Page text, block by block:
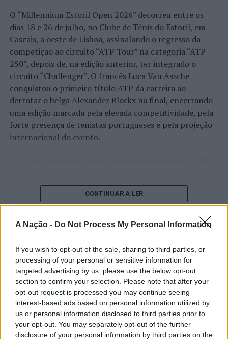
A Nação - Do Not Process My Personal Information
If you wish to opt-out of the sale, sharing to third parties, or
processing of your personal or sensitive information for
targeted advertising by us, please use the below opt-out
section to confirm your selection. Please note that after your
opt-out request is processed you may continue seeing
interest-based ads based on personal information utilized by
us or personal information disclosed to third parties prior to
your opt-out. You may separately opt-out of the further
disclosure of your personal information by third parties on the
O “Millennium Estoril Open 2026” decorreu entre os
dias 18 e 26 de julho, no Clube de Ténis do Estoril, em
Cascais, a oeste de Lisboa, assinalando o regresso da
competição ao circuito “ATP Tour” na categoria “ATP
250”, depois de, na edição anterior, ter integrado o
circuito “Challenger”. O francês Luca Van Assche
conquistou o primeiro título ATP da carreira ao
derrotar o belga Alexander Blockx na final, encerrando
uma edição marcada pela elevada competitividade, pela
forte presença de tenistas portugueses e pela projeção
internacional do evento.
de um lugar no quadro principal. A cerimónia de
abertura contou com a presença do presidente da
Câmara Municipal de Cascais, Nuno Piteira Lopes,
acompanhado pelo executivo municipal, assinalando o
concelho no centro do calendário internacional do
ténis.
Apesar das desistências de última hora de jogadores
como Casper Ruud (Noruega), Alejandro Davidovich
Fokina (Espanha) e Matteo Arnaldi (Itália), a prova
apresentou um quadro competitivo de elevado nível,
liderado pelo russo Andrey Rublev, primeiro cabeça de
CONTINUAR A LER
Castelo Branco: “Bienal
Internacional de Artes e Ofícios”
promete afirmar artesanato,
património e inovação como
“motores de desenvolvimento